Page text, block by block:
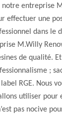
notre entreprise
effectuer une
dans le
M.Willy
de qualité.
;
RGE. Nous
utiliser pour
pas nocive